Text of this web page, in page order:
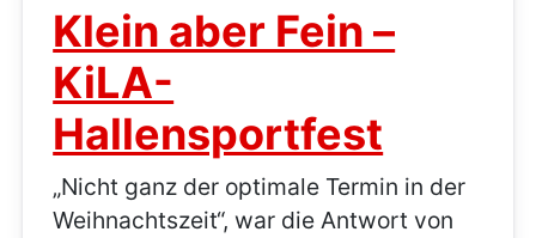
Klein aber Fein –
KiLA-
Hallensportfest
„Nicht ganz der optimale Termin in der
Weihnachtszeit“, war die Antwort von